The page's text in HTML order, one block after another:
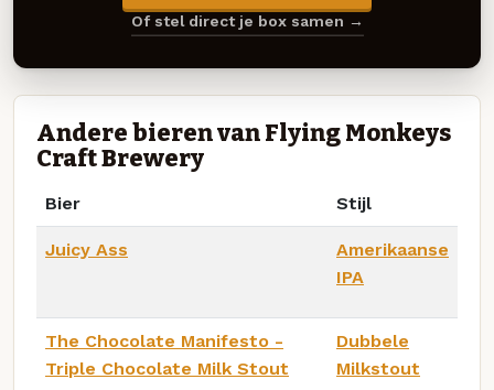
Of stel direct je box samen →
Andere bieren van Flying Monkeys
Craft Brewery
Bier Stijl
Juicy Ass
Amerikaanse
IPA
The Chocolate Manifesto -
Triple Chocolate Milk Stout
Dubbele
Milkstout